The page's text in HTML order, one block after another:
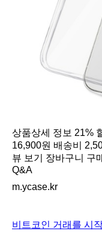
상품상세 정보 21%
16,900원 배송비
뷰 보기 장바구니 구
Q&A
m.ycase.kr
비트코인 거래를 시